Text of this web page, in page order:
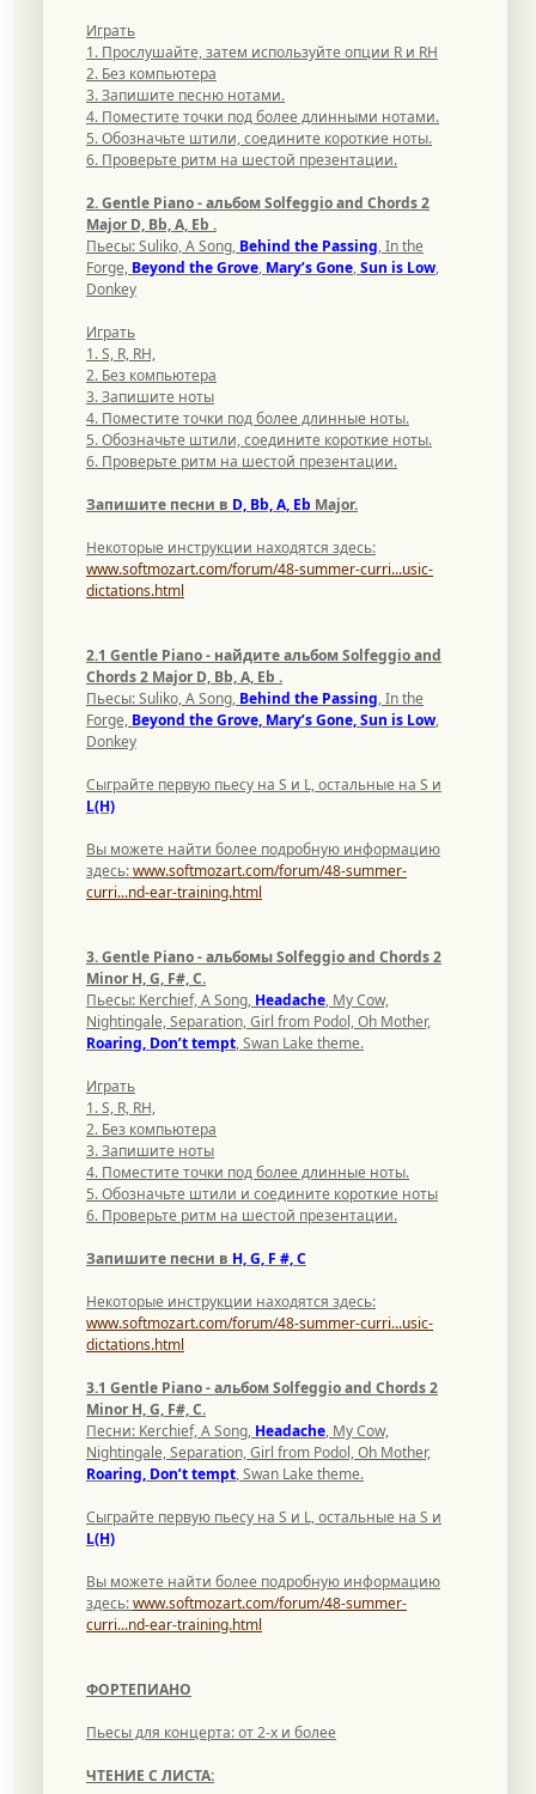
Играть
1. Прослушайте, затем используйте опции R и RH
2. Без компьютера
3. Запишите песню нотами.
4. Поместите точки под более длинными нотами.
5. Обозначьте штили, соедините короткие ноты.
6. Проверьте ритм на шестой презентации.
2. Gentle Piano - альбом Solfeggio and Chords 2
Major D, Bb, A, Eb .
Пьесы: Suliko, A Song, Behind the Passing, In the
Forge, Beyond the Grove, Mary’s Gone,Sun is Low,
Donkey
Играть
1. S, R, RH,
2. Без компьютера
3. Запишите ноты
4. Поместите точки под более длинные ноты.
5. Обозначьте штили, соедините короткие ноты.
6. Проверьте ритм на шестой презентации.
Запишите песни в D, Bb, A, Eb Major.
Некоторые инструкции находятся здесь:
www.softmozart.com/forum/48-summer-curri...usic-
dictations.html
2.1 Gentle Piano - найдите альбом Solfeggio and
Chords 2 Major D, Bb, A, Eb .
Пьесы: Suliko, A Song, Behind the Passing, In the
Forge, Beyond the Grove, Mary’s Gone, Sun is Low,
Donkey
Сыграйте первую пьесу на S и L, остальные на S и
L(H)
Вы можете найти более подробную информацию
здесь:www.softmozart.com/forum/48-summer-
curri...nd-ear-training.html
3. Gentle Piano - альбомы Solfeggio and Chords 2
Minor H, G, F#, C.
Пьесы: Kerchief, A Song, Headache, My Cow,
Nightingale, Separation, Girl from Podol, Oh Mother,
Roaring, Don’t tempt, Swan Lake theme.
Играть
1. S, R, RH,
2. Без компьютера
3. Запишите ноты
4. Поместите точки под более длинные ноты.
5. Обозначьте штили и соедините короткие ноты
6. Проверьте ритм на шестой презентации.
Запишите песни в H, G, F #, C
Некоторые инструкции находятся здесь:
www.softmozart.com/forum/48-summer-curri...usic-
dictations.html
3.1 Gentle Piano - альбом Solfeggio and Chords 2
Minor H, G, F#, C.
Песни: Kerchief, A Song, Headache, My Cow,
Nightingale, Separation, Girl from Podol, Oh Mother,
Roaring, Don’t tempt, Swan Lake theme.
Сыграйте первую пьесу на S и L, остальные на S и
L(H)
Вы можете найти более подробную информацию
здесь:www.softmozart.com/forum/48-summer-
curri...nd-ear-training.html
ФОРТЕПИАНО
Пьесы для концерта: от 2-х и более
ЧТЕНИЕ С ЛИСТА: